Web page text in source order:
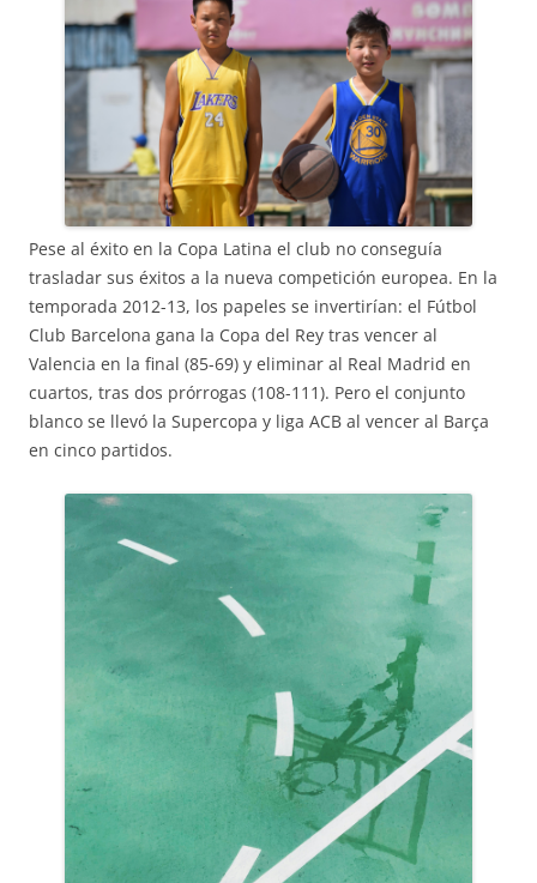
Pese al éxito en la Copa Latina el club no conseguía
trasladar sus éxitos a la nueva competición europea. En la
temporada 2012-13, los papeles se invertirían: el Fútbol
Club Barcelona gana la Copa del Rey tras vencer al
Valencia en la final (85-69) y eliminar al Real Madrid en
cuartos, tras dos prórrogas (108-111). Pero el conjunto
blanco se llevó la Supercopa y liga ACB al vencer al Barça
en cinco partidos.